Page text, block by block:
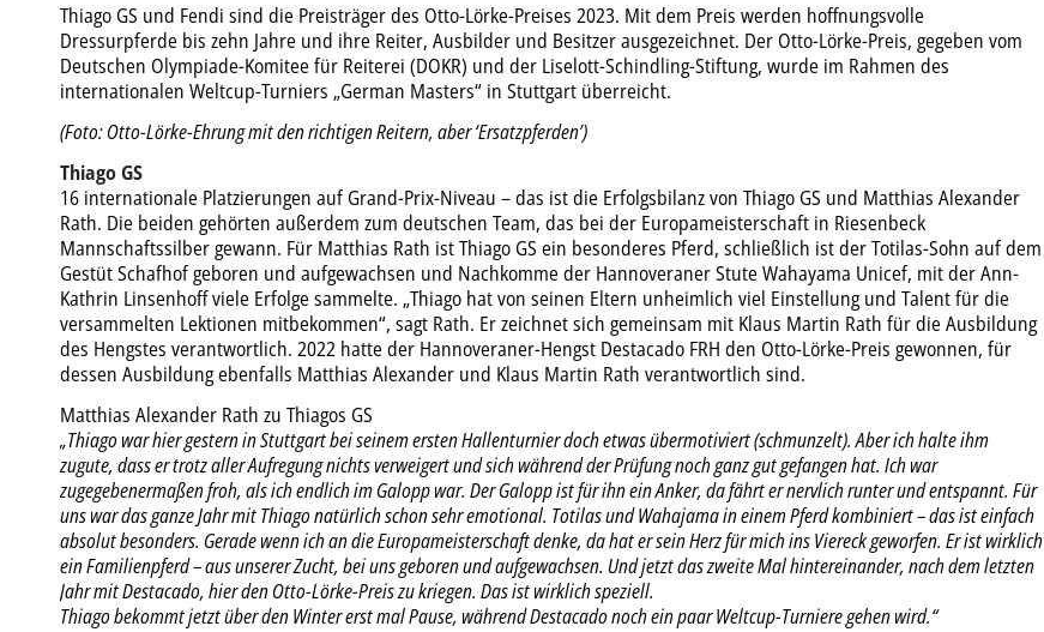
Thiago GS und Fendi sind die Preisträger des Otto-Lörke-Preises 2023. Mit dem Preis werden hoffnungsvolle
Dressurpferde bis zehn Jahre und ihre Reiter, Ausbilder und Besitzer ausgezeichnet. Der Otto-Lörke-Preis, gegeben vom
Deutschen Olympiade-Komitee für Reiterei (DOKR) und der Liselott-Schindling-Stiftung, wurde im Rahmen des
internationalen Weltcup-Turniers „German Masters“ in Stuttgart überreicht.
(Foto: Otto-Lörke-Ehrung mit den richtigen Reitern, aber ‘Ersatzpferden’)
Thiago GS
16 internationale Platzierungen auf Grand-Prix-Niveau – das ist die Erfolgsbilanz von Thiago GS und Matthias Alexander
Rath. Die beiden gehörten außerdem zum deutschen Team, das bei der Europameisterschaft in Riesenbeck
Mannschaftssilber gewann. Für Matthias Rath ist Thiago GS ein besonderes Pferd, schließlich ist der Totilas-Sohn auf dem
Gestüt Schafhof geboren und aufgewachsen und Nachkomme der Hannoveraner Stute Wahayama Unicef, mit der Ann-
Kathrin Linsenhoff viele Erfolge sammelte. „Thiago hat von seinen Eltern unheimlich viel Einstellung und Talent für die
versammelten Lektionen mitbekommen“, sagt Rath. Er zeichnet sich gemeinsam mit Klaus Martin Rath für die Ausbildung
des Hengstes verantwortlich. 2022 hatte der Hannoveraner-Hengst Destacado FRH den Otto-Lörke-Preis gewonnen, für
dessen Ausbildung ebenfalls Matthias Alexander und Klaus Martin Rath verantwortlich sind.
Matthias Alexander Rath zu Thiagos GS
„Thiago war hier gestern in Stuttgart bei seinem ersten Hallenturnier doch etwas übermotiviert (schmunzelt). Aber ich halte ihm
zugute, dass er trotz aller Aufregung nichts verweigert und sich während der Prüfung noch ganz gut gefangen hat. Ich war
zugegebenermaßen froh, als ich endlich im Galopp war. Der Galopp ist für ihn ein Anker, da fährt er nervlich runter und entspannt. Für
uns war das ganze Jahr mit Thiago natürlich schon sehr emotional. Totilas und Wahajama in einem Pferd kombiniert – das ist einfach
absolut besonders. Gerade wenn ich an die Europameisterschaft denke, da hat er sein Herz für mich ins Viereck geworfen. Er ist wirklich
ein Familienpferd – aus unserer Zucht, bei uns geboren und aufgewachsen. Und jetzt das zweite Mal hintereinander, nach dem letzten
Jahr mit Destacado, hier den Otto-Lörke-Preis zu kriegen. Das ist wirklich speziell.
Thiago bekommt jetzt über den Winter erst mal Pause, während Destacado noch ein paar Weltcup-Turniere gehen wird.“